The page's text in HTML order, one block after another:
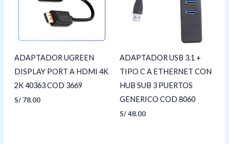
ADAPTADOR UGREEN
DISPLAY PORT A HDMI 4K
2K 40363 COD 3669
S/78.00
ADAPTADOR USB 3.1 +
TIPO C A ETHERNET CON
HUB SUB 3 PUERTOS
GENERICO COD 8060
S/48.00